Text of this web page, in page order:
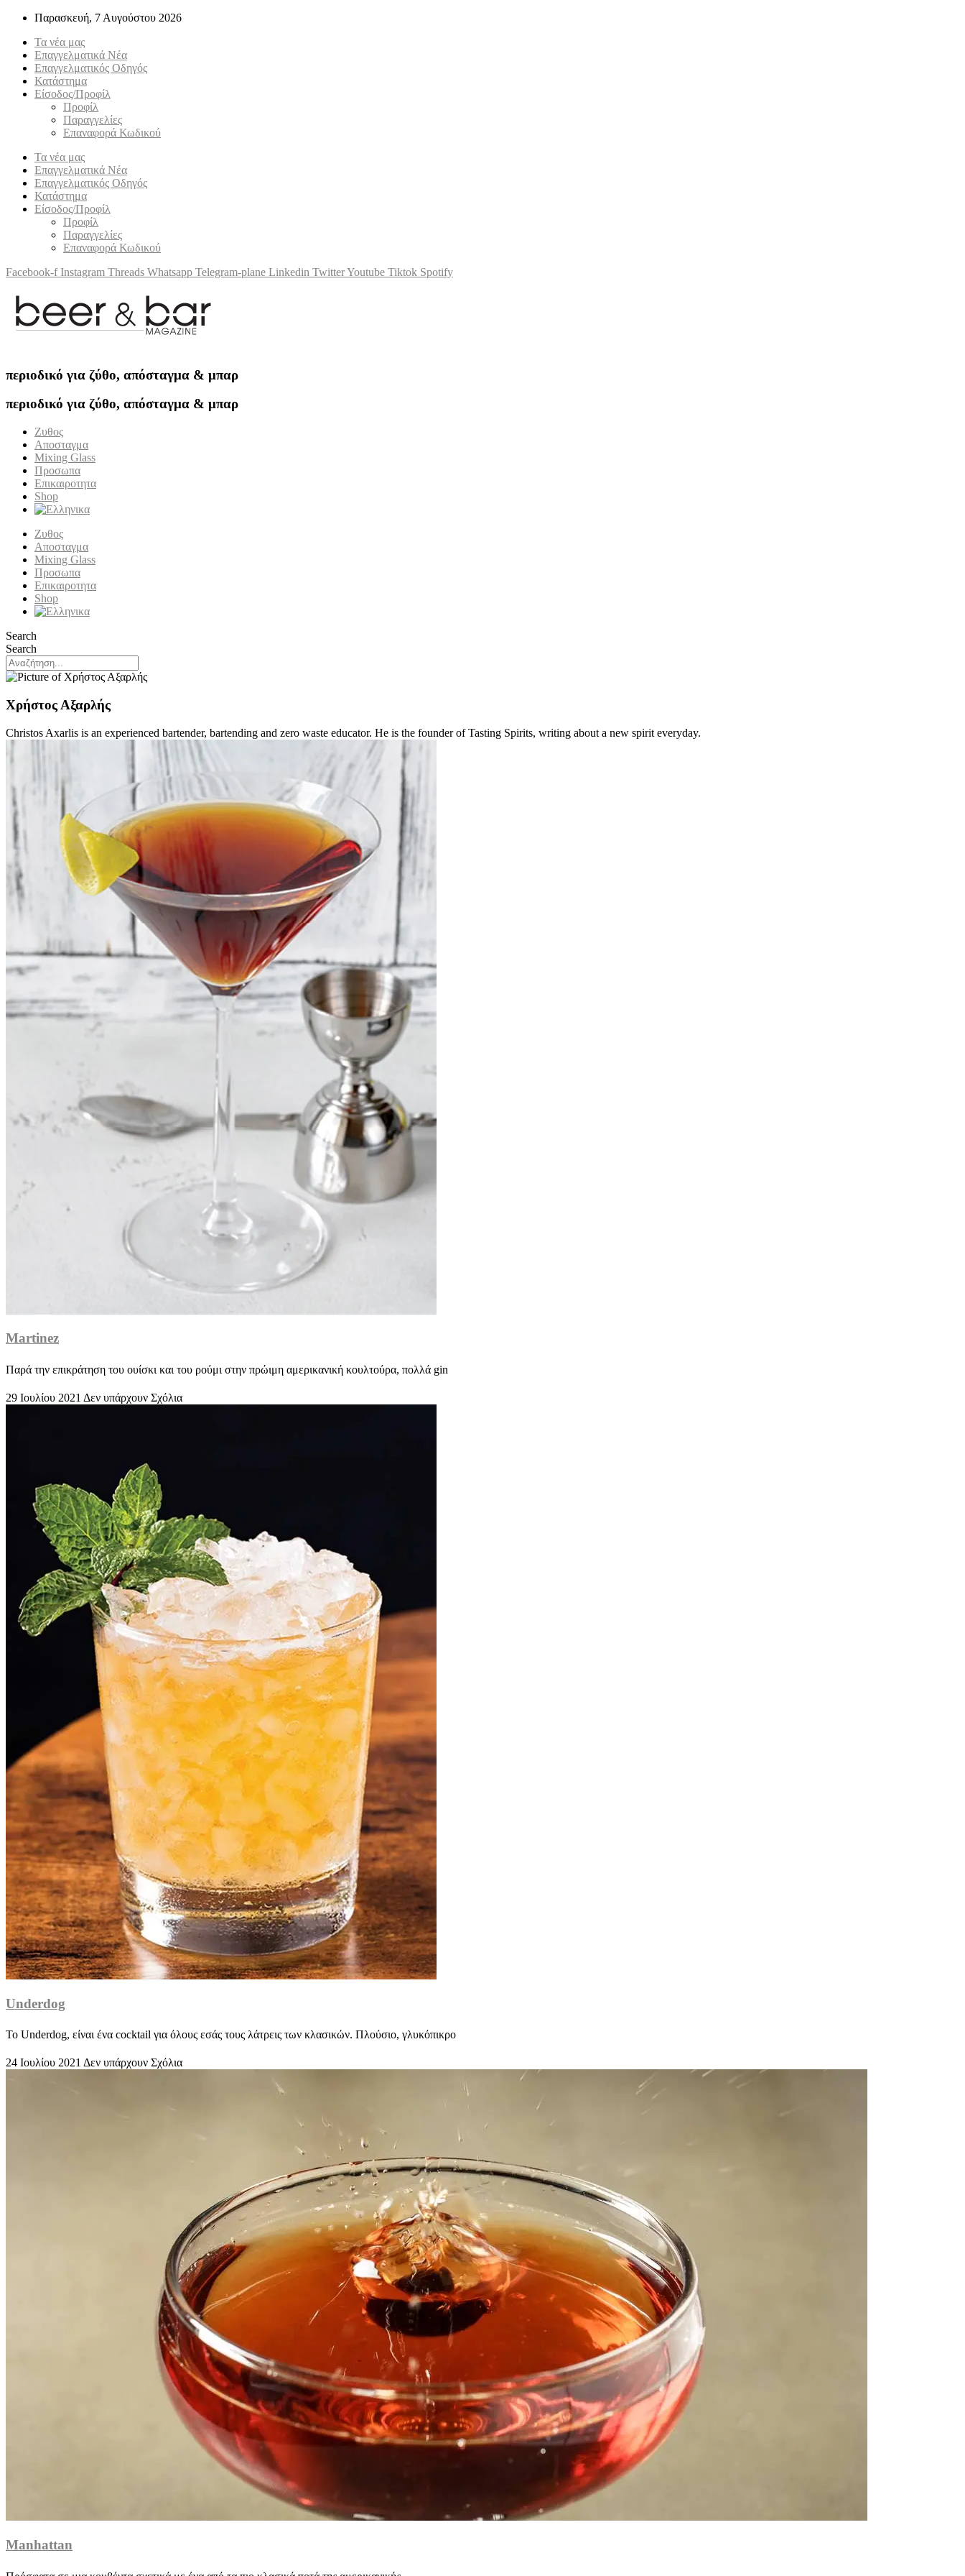
Παρασκευή, 7 Αυγούστου 2026
Τα νέα μας
Επαγγελματικά Νέα
Επαγγελματικός Οδηγός
Κατάστημα
Είσοδος/Προφίλ
Προφίλ
Παραγγελίες
Επαναφορά Κωδικού
Τα νέα μας
Επαγγελματικά Νέα
Επαγγελματικός Οδηγός
Κατάστημα
Είσοδος/Προφίλ
Προφίλ
Παραγγελίες
Επαναφορά Κωδικού
Facebook-f Instagram Threads Whatsapp Telegram-plane Linkedin TwitterYoutube Tiktok Spotify
περιοδικό για ζύθο, απόσταγμα & μπαρ
περιοδικό για ζύθο, απόσταγμα & μπαρ
Ζυθος
Αποσταγμα
Mixing Glass
Προσωπα
Επικαιροτητα
Shop
Ζυθος
Αποσταγμα
Mixing Glass
Προσωπα
Επικαιροτητα
Shop
Search
Search
Χρήστος Αξαρλής
Christos Axarlis is an experienced bartender, bartending and zero waste educator. He is the founder of Tasting Spirits, writing about a new spirit everyday.
Martinez
Παρά την επικράτηση του ουίσκι και του ρούμι στην πρώιμη αμερικανική κουλτούρα, πολλά gin
29 Ιουλίου 2021 Δεν υπάρχουν Σχόλια
Underdog
To Underdog, είναι ένα cocktail για όλους εσάς τους λάτρεις των κλασικών. Πλούσιο, γλυκόπικρο
24 Ιουλίου 2021 Δεν υπάρχουν Σχόλια
Manhattan